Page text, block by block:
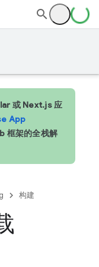
或 Next.js 应
App
框架的全栈解
构建